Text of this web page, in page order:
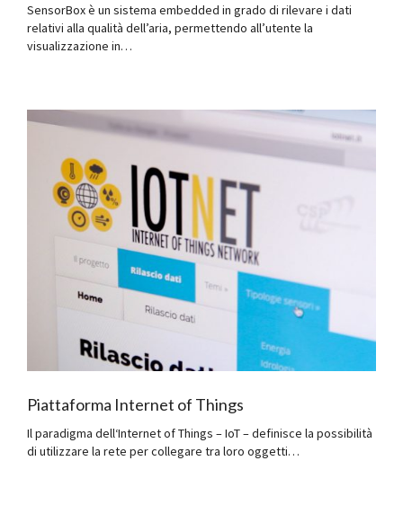
SensorBox è un sistema embedded in grado di rilevare i dati
relativi alla qualità dell’aria, permettendo all’utente la
visualizzazione in…
Piattaforma Internet of Things
Il paradigma dell‘Internet of Things – IoT – definisce la possibilità
di utilizzare la rete per collegare tra loro oggetti…